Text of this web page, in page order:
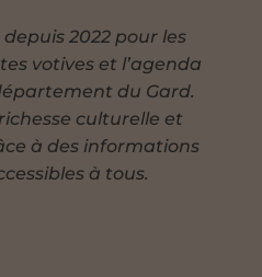
2022 pour les
votives et l’agenda
du Gard.
culturelle et
à des informations
à tous.